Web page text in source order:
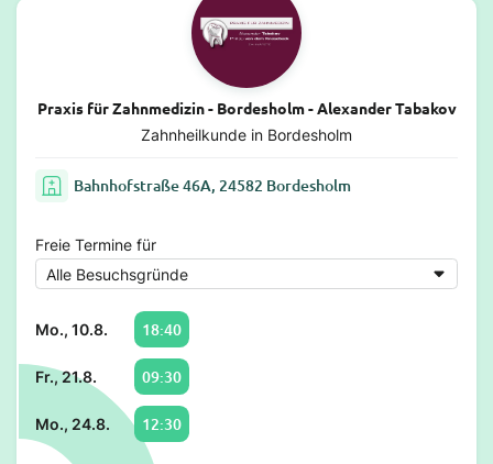
Praxis für Zahnmedizin - Bordesholm - Alexander Tabakov
Zahnheilkunde in Bordesholm
Bahnhofstraße 46A, 24582 Bordesholm
Freie Termine für
Mo., 10.8. 18:40
Fr., 21.8. 09:30
Mo., 24.8. 12:30